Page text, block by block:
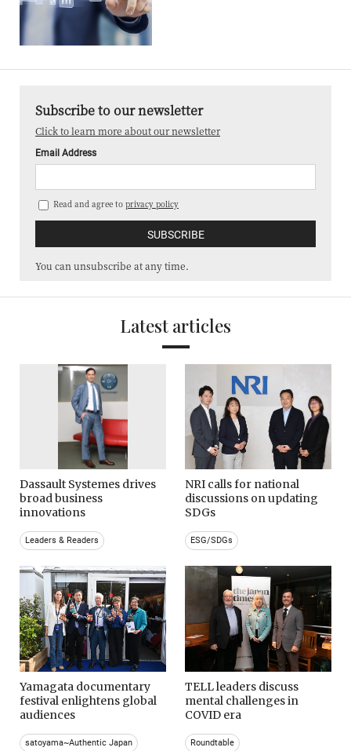
Subscribe to our newsletter
Click to learn more about our newsletter
Email Address
Read and agree to privacy policy
You can unsubscribe at any time.
Latest articles
Dassault Systemes drives
broad business
innovations
Leaders & Readers
NRI calls for national
discussions on updating
SDGs
ESG/SDGs
Yamagata documentary
festival enlightens global
audiences
satoyama~Authentic Japan
TELL leaders discuss
mental challenges in
COVID era
Roundtable